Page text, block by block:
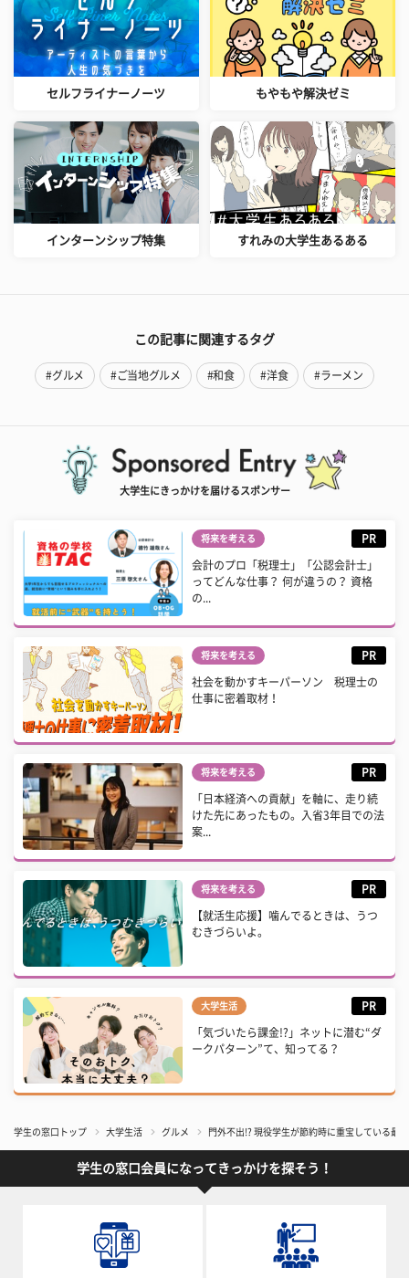
セルフライナーノーツ もやもや解決ゼミ
インターンシップ特集 すれみの大学生あるある
この記事に関連するタグ
#グルメ #ご当地グルメ #和食 #洋食 #ラーメン
大学生にきっかけを届けるスポンサー
将来を考える PR
会計のプロ「税理士」「公認会計士」
ってどんな仕事？ 何が違うの？ 資格
の...
将来を考える PR
社会を動かすキーパーソン 税理士の
仕事に密着取材！
将来を考える PR
「日本経済への貢献」を軸に、走り続
けた先にあったもの。入省3年目での法
案...
将来を考える PR
【就活生応援】噛んでるときは、うつ
むきづらいよ。
大学生活 PR
「気づいたら課金!?」ネットに潜む“ダ
ークパターン”て、知ってる？
学生の窓口トップ 大学生活 グルメ 門外不出!? 現役学生が節約時に重宝している最
学生の窓口会員になってきっかけを探そう！